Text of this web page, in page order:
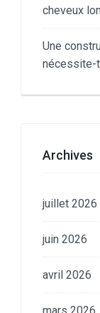
cheveux
Une
nécessite-
Archives
juillet 2026
juin 2026
avril 2026